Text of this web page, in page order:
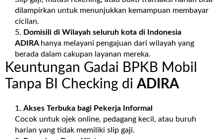
dilampirkan untuk menunjukkan kemampuan membayar
cicilan.
Domisili di Wilayah seluruh kota di Indonesia
ADIRA hanya melayani pengajuan dari wilayah yang
berada dalam cakupan layanan mereka.
Keuntungan Gadai BPKB Mobil
Tanpa BI Checking di ADIRA
Akses Terbuka bagi Pekerja Informal
Cocok untuk ojek online, pedagang kecil, atau buruh
harian yang tidak memiliki slip gaji.